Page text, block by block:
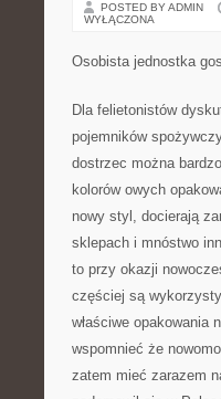
POSTED BY ADMIN
WYŁĄCZONA
Osobista jednostka
Dla felietonistów
pojemników
dostrzec można
kolorów owych
nowy styl, docierają
sklepach i mnóstwo
to przy okazji
częściej są
właściwe opakowania
wspomnieć że
zatem mieć zarazem